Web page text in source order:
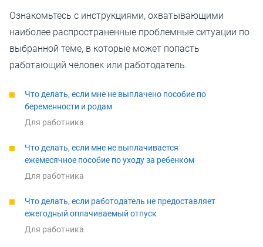
Ознакомьтесь с инструкциями, охватывающими
наиболее распространенные проблемные ситуации по
выбранной теме, в которые может попасть
работающий человек или работодатель.
Что делать, если мне не выплачено пособие по
беременности и родам
Для работника
Что делать, если мне не выплачивается
ежемесячное пособие по уходу за ребенком
Для работника
Что делать, если работодатель не предоставляет
ежегодный оплачиваемый отпуск
Для работника